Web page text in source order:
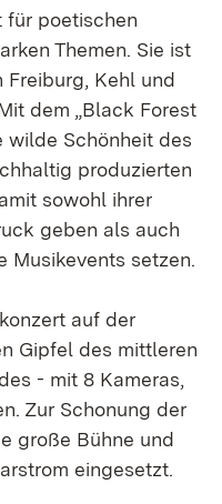
für poetischen
Themen. Sie ist
Freiburg, Kehl und
dem „Black Forest
wilde Schönheit des
produzierten
sowohl ihrer
geben als auch
Musikevents setzen.
auf der
Gipfel des mittleren
- mit 8 Kameras,
Zur Schonung der
große Bühne und
eingesetzt.